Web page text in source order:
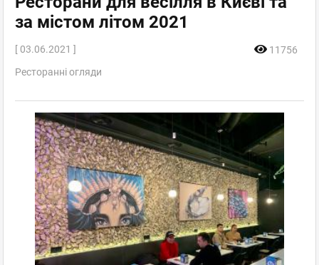
за містом літом 2021
[ 03.06.2021 ]
11756
Ресторанні огляди